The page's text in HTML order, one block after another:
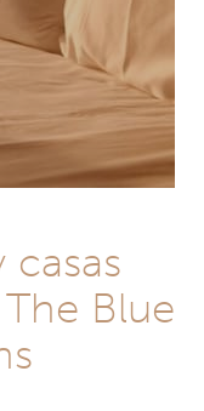
Blue